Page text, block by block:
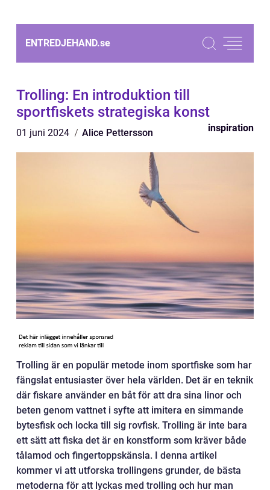
ENTREDJEHAND.se
Trolling: En introduktion till
sportfiskets strategiska konst
01 juni 2024 Alice Pettersson inspiration
Trolling är en populär metode inom sportfiske som har
fängslat entusiaster över hela världen. Det är en teknik
där fiskare använder en båt för att dra sina linor och
beten genom vattnet i syfte att imitera en simmande
bytesfisk och locka till sig rovfisk. Trolling är inte bara
ett sätt att fiska det är en konstform som kräver både
tålamod och fingertoppskänsla. I denna artikel
kommer vi att utforska trollingens grunder, de bästa
metoderna för att lyckas med trolling och hur man